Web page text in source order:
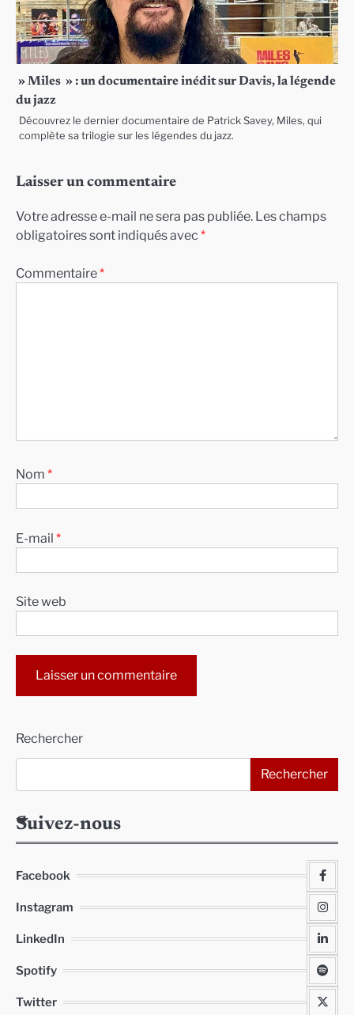
» Miles » : un documentaire inédit sur Davis, la légende
du jazz
Découvrez le dernier documentaire de Patrick Savey, Miles, qui
complète sa trilogie sur les légendes du jazz.
Laisser un commentaire
Votre adresse e-mail ne sera pas publiée. Les champs
obligatoires sont indiqués avec *
Commentaire*
Nom *
E-mail *
Site web
Rechercher
Rechercher
Suivez-nous
Facebook
Instagram
LinkedIn
Spotify
Twitter